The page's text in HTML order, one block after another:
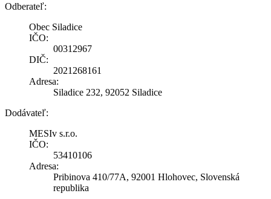
Odberateľ:
Obec Siladice
IČO:
00312967
DIČ:
2021268161
Adresa:
Siladice 232, 92052 Siladice
Dodávateľ:
MESIv s.r.o.
IČO:
53410106
Adresa:
Pribinova 410/77A, 92001 Hlohovec, Slovenská
republika